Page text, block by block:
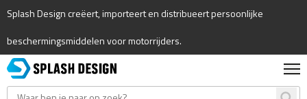
Splash Design creëert, importeert en distribueert persoonlijke
beschermingsmiddelen voor motorrijders.